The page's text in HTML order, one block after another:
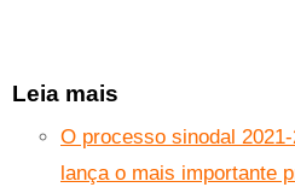
Leia mais
O processo sinodal
lança o mais importante